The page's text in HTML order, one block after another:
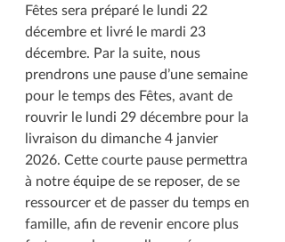
Fêtes sera préparé le lundi 22
décembre et livré le mardi 23
décembre. Par la suite, nous
prendrons une pause d’une semaine
pour le temps des Fêtes, avant de
rouvrir le lundi 29 décembre pour la
livraison du dimanche 4 janvier
2026. Cette courte pause permettra
à notre équipe de se reposer, de se
ressourcer et de passer du temps en
famille, afin de revenir encore plus